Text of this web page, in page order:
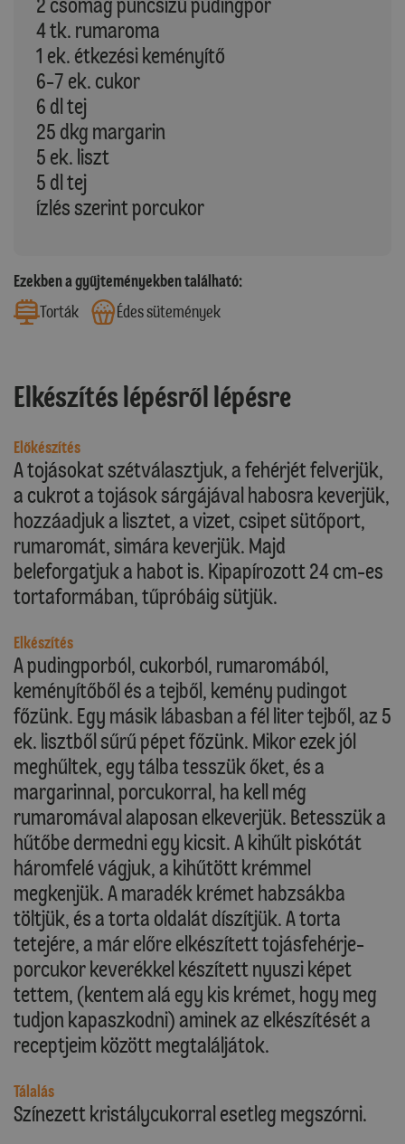
4 tk. rumaroma
1 ek. étkezési keményítő
6-7 ek. cukor
6 dl tej
25 dkg margarin
5 ek. liszt
5 dl tej
ízlés szerint porcukor
Ezekben a gyűjteményekben található:
Torták
Édes sütemények
Elkészítés lépésről lépésre
Előkészítés
A tojásokat szétválasztjuk, a fehérjét felverjük,
a cukrot a tojások sárgájával habosra keverjük,
hozzáadjuk a lisztet, a vizet, csipet sütőport,
rumaromát, simára keverjük. Majd
beleforgatjuk a habot is. Kipapírozott 24 cm-es
tortaformában, tűpróbáig sütjük.
Elkészítés
A pudingporból, cukorból, rumaromából,
keményítőből és a tejből, kemény pudingot
főzünk. Egy másik lábasban a fél liter tejből, az 5
ek. lisztből sűrű pépet főzünk. Mikor ezek jól
meghűltek, egy tálba tesszük őket, és a
margarinnal, porcukorral, ha kell még
rumaromával alaposan elkeverjük. Betesszük a
hűtőbe dermedni egy kicsit. A kihűlt piskótát
háromfelé vágjuk, a kihűtött krémmel
megkenjük. A maradék krémet habzsákba
töltjük, és a torta oldalát díszítjük. A torta
tetejére, a már előre elkészített tojásfehérje-
porcukor keverékkel készített nyuszi képet
tettem, (kentem alá egy kis krémet, hogy meg
tudjon kapaszkodni) aminek az elkészítését a
receptjeim között megtaláljátok.
Tálalás
Színezett kristálycukorral esetleg megszórni.